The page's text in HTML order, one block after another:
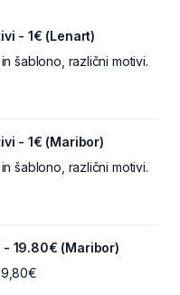
- 1€ (Lenart)
šablono, različni motivi.
- 1€ (Maribor)
šablono, različni motivi.
- 19.80€ (Maribor)